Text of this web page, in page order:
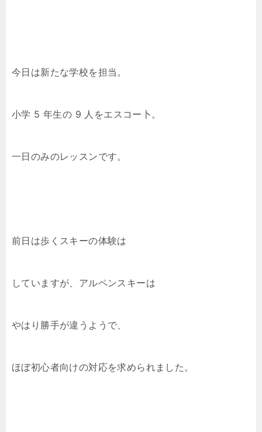
今日は新たな学校を担当。
小学 5 年生の 9 人をエスコー卜。
一日のみのレッスンです。
前日は歩くスキーの体験は
していますが、アルペンスキーは
やはり勝手が違うようで、
ほぼ初心者向けの対応を求められました。